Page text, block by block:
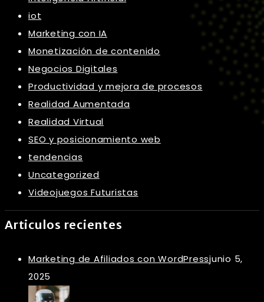
iot
Marketing con IA
Monetización de contenido
Negocios Digitales
Productividad y mejora de procesos
Realidad Aumentada
Realidad Virtual
SEO y posicionamiento web
tendencias
Uncategorized
Videojuegos Futuristas
Articulos recientes
Marketing de Afiliados con WordPressjunio 5,
2025